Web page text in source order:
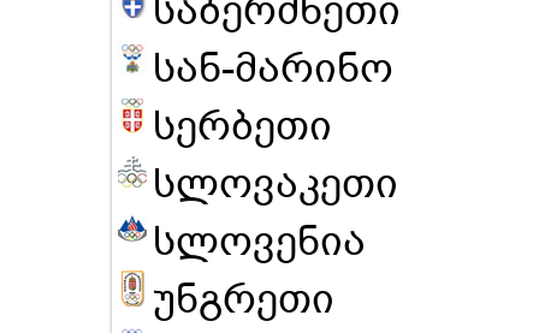
საბერძნეთი
სან-მარინო
სერბეთი
სლოვაკეთი
სლოვენია
უნგრეთი